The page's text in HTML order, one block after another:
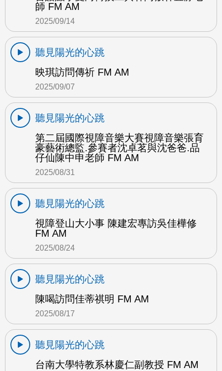
師 FM AM
2025/09/14
聽見陽光的心跳
映琪訪問傳祈 FM AM
2025/09/07
聽見陽光的心跳
第二屆國際視障音樂大賽視障音樂張育
豪藝術總監.參賽者沈卓茗與沈爸爸.品
仔仙陳中申老師 FM AM
2025/08/31
聽見陽光的心跳
視障登山大小事 陳建宏專訪吳佳樺修
FM AM
2025/08/24
聽見陽光的心跳
陳喝訪問佳蒂祺明 FM AM
2025/08/17
聽見陽光的心跳
台南大學特教系林慶仁副教授 FM AM